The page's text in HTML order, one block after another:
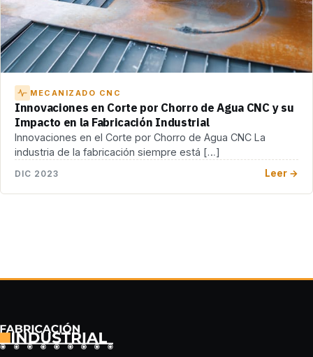
MECANIZADO CNC
Innovaciones en Corte por Chorro de Agua CNC y su
Impacto en la Fabricación Industrial
Innovaciones en el Corte por Chorro de Agua CNC La
industria de la fabricación siempre está […]
DIC 2023 Leer →